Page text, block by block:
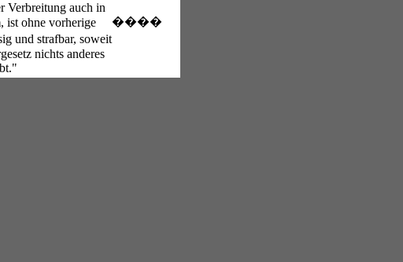
auch in
ist ohne vorherige
und strafbar, soweit
nichts anderes
����